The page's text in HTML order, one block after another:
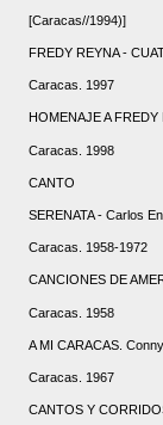
[Caracas//1994)]
FREDY REYNA -
Caracas. 1997
HOMENAJE A
Caracas. 1998
CANTO
SERENATA - Carlos
Caracas. 1958-1972
CANCIONES DE
Caracas. 1958
A MI CARACAS.
Caracas. 1967
CANTOS Y